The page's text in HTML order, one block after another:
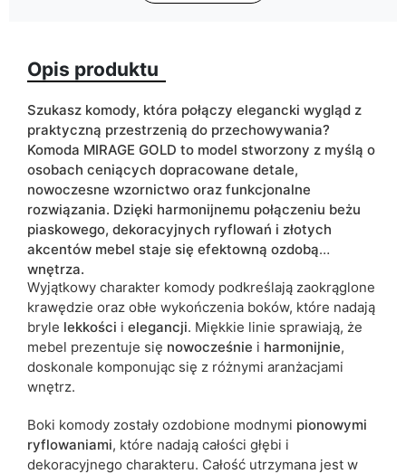
Kolorystyka
Typ szafki stojąca
ean13 5906213917973
Termin dostawy: 6 dni roboczych
Ze względu na proces produkcyjny i właściwości materiałów,
możliwe są tolerancje wymiarowe na poziomie +/- 2–3 cm.
Opis produktu
Szukasz komody, która połączy elegancki wygląd z
praktyczną przestrzenią do przechowywania?
Komoda MIRAGE GOLD to model stworzony z myślą o
osobach ceniących dopracowane detale,
nowoczesne wzornictwo oraz funkcjonalne
rozwiązania. Dzięki harmonijnemu połączeniu beżu
piaskowego, dekoracyjnych ryflowań i złotych
akcentów mebel staje się efektowną ozdobą
wnętrza.
Wyjątkowy charakter komody podkreślają zaokrąglone
krawędzie oraz obłe wykończenia boków, które nadają
bryle lekkości i elegancji. Miękkie linie sprawiają, że
mebel prezentuje się nowocześnie i harmonijnie,
doskonale komponując się z różnymi aranżacjami
wnętrz.
Boki komody zostały ozdobione modnymi pionowymi
ryflowaniami, które nadają całości głębi i
dekoracyjnego charakteru. Całość utrzymana jest w